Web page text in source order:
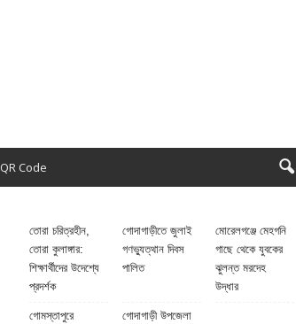
QR Code
তোরা চরিত্রহীন,
তোরা কুলাঙ্গার:
শিক্ষার্থীদের উদেশ্যে
প্রদর্শক
গোদাগাড়ীতে জুলাই
গণভ্যুত্থান দিবস
পালিত
মোরেলগঞ্জে মেহগনি
গাছে থেকে যুবকের
ঝুলন্ত মরদেহ
উদ্ধার
গোমস্তাপুরে
গোদাগাড়ী উপজেলা